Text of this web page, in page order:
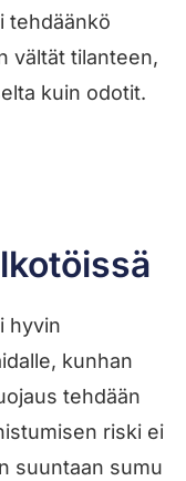
tehdäänkö
vältät tilanteen,
kuin odotit.
hyvin
kunhan
tehdään
riski ei
suuntaan sumu